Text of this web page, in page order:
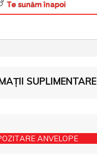
Te sunăm înapoi
SUPLIMENTARE
ANVELOPE